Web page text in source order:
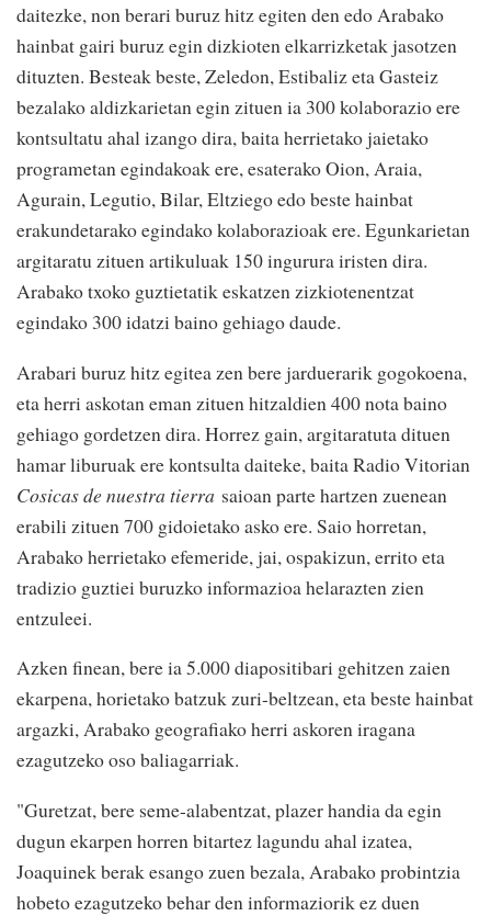
daitezke, non berari buruz hitz egiten den edo Arabako
hainbat gairi buruz egin dizkioten elkarrizketak jasotzen
dituzten. Besteak beste, Zeledon, Estibaliz eta Gasteiz
bezalako aldizkarietan egin zituen ia 300 kolaborazio ere
kontsultatu ahal izango dira, baita herrietako jaietako
programetan egindakoak ere, esaterako Oion, Araia,
Agurain, Legutio, Bilar, Eltziego edo beste hainbat
erakundetarako egindako kolaborazioak ere. Egunkarietan
argitaratu zituen artikuluak 150 ingurura iristen dira.
Arabako txoko guztietatik eskatzen zizkiotenentzat
egindako 300 idatzi baino gehiago daude.
Arabari buruz hitz egitea zen bere jarduerarik gogokoena,
eta herri askotan eman zituen hitzaldien 400 nota baino
gehiago gordetzen dira. Horrez gain, argitaratuta dituen
hamar liburuak ere kontsulta daiteke, baita Radio Vitorian
Cosicas de nuestra tierra saioan parte hartzen zuenean
erabili zituen 700 gidoietako asko ere. Saio horretan,
Arabako herrietako efemeride, jai, ospakizun, errito eta
tradizio guztiei buruzko informazioa helarazten zien
entzuleei.
Azken finean, bere ia 5.000 diapositibari gehitzen zaien
ekarpena, horietako batzuk zuri-beltzean, eta beste hainbat
argazki, Arabako geografiako herri askoren iragana
ezagutzeko oso baliagarriak.
"Guretzat, bere seme-alabentzat, plazer handia da egin
dugun ekarpen horren bitartez lagundu ahal izatea,
Joaquinek berak esango zuen bezala, Arabako probintzia
hobeto ezagutzeko behar den informaziorik ez duen